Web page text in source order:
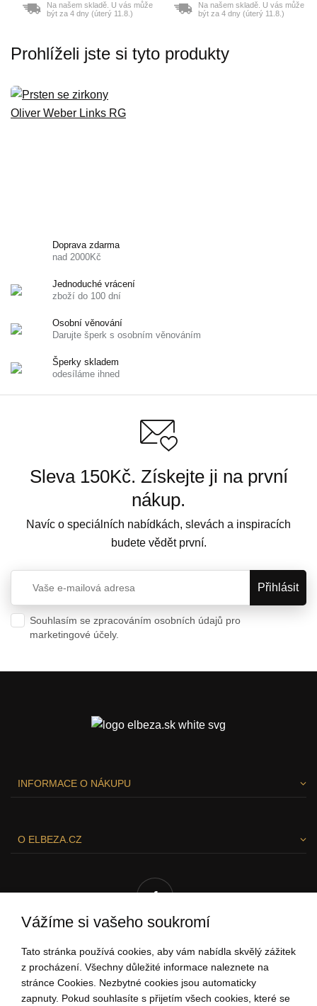
Na našem skladě. U vás může
být za 4 dny (úterý 11.8.)
Na našem skladě. U vás může
být za 4 dny (úterý 11.8.)
Prohlíželi jste si tyto produkty
Doprava zdarma
nad 2000Kč
Jednoduché vrácení
zboží do 100 dní
Osobní věnování
Darujte šperk s osobním věnováním
Šperky skladem
odesíláme ihned
Sleva 150Kč. Získejte ji na první
nákup.
Navíc o speciálních nabídkách, slevách a inspiracích
budete vědět první.
Souhlasím se zpracováním osobních údajů pro
marketingové účely.
INFORMACE O NÁKUPU
O ELBEZA.CZ
RÁDI VÁM POMŮŽEME!
Vážíme si vašeho soukromí
Tato stránka používá cookies, aby vám nabídla skvělý zážitek
z procházení. Všechny důležité informace naleznete na
stránce Cookies. Nezbytné cookies jsou automaticky
zapnuty. Pokud souhlasíte s přijetím všech cookies, které se